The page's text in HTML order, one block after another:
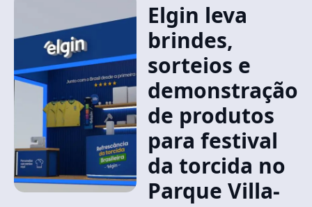
Elgin leva
brindes,
sorteios e
demonstração
de produtos
para festival
da torcida no
Parque Villa-